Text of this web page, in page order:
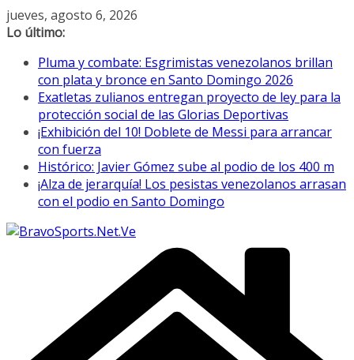
Saltar
al
jueves, agosto 6, 2026
Lo último:
Pluma y combate: Esgrimistas venezolanos brillan
con plata y bronce en Santo Domingo 2026
Exatletas zulianos entregan proyecto de ley para la
protección social de las Glorias Deportivas
¡Exhibición del 10! Doblete de Messi para arrancar
con fuerza
Histórico: Javier Gómez sube al podio de los 400 m
¡Alza de jerarquía! Los pesistas venezolanos arrasan
con el podio en Santo Domingo